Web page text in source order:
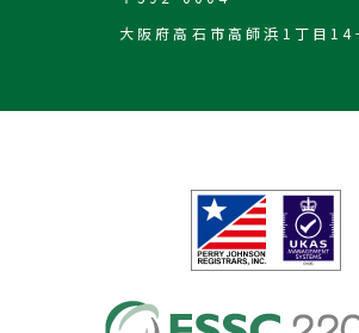
大阪府高石市高師浜1丁目